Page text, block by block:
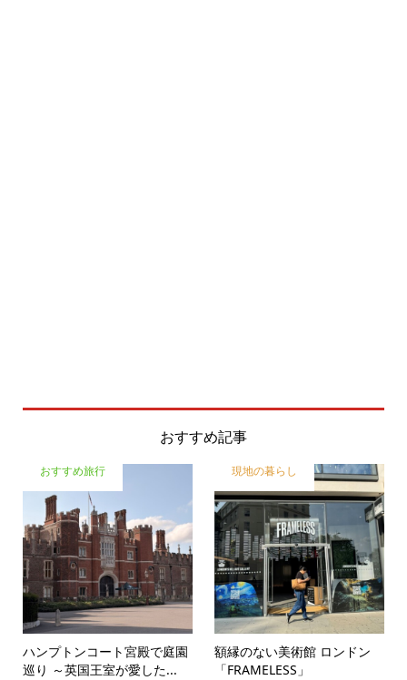
おすすめ記事
おすすめ旅行
ハンプトンコート宮殿で庭園
巡り ～英国王室が愛した...
現地の暮らし
額縁のない美術館 ロンドン
「FRAMELESS」